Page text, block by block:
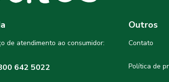
de atendimento ao consumidor:
642 5022
Outros
Contato
Política de